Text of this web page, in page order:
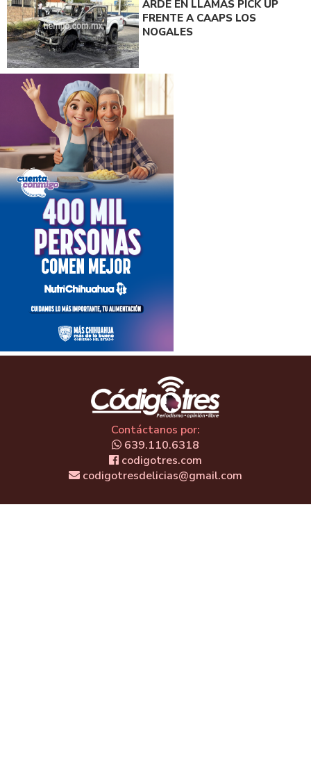
ARDE EN LLAMAS PICK UP
FRENTE A CAAPS LOS
NOGALES
Contáctanos por:
639.110.6318
codigotres.com
codigotresdelicias@gmail.com